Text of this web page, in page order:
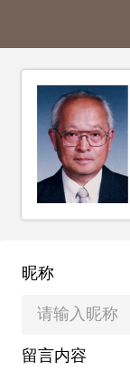
昵称
留言内容